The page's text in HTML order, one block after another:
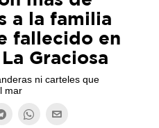
a la familia
fallecido en
Graciosa
ni carteles que
mar